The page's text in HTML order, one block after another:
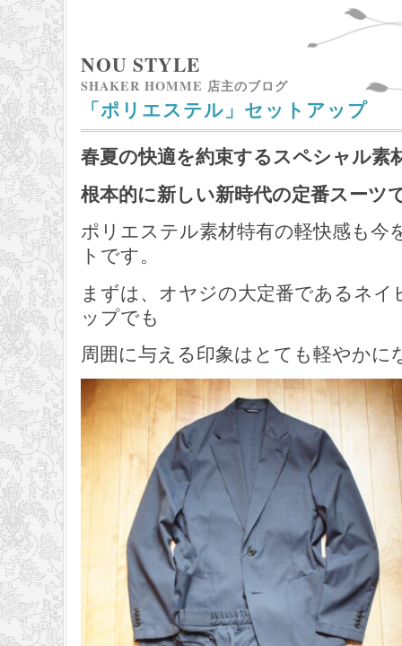
NOU STYLE
SHAKER HOMME 店主のブログ
「ポリエステル」セットアップ
春夏の快適を約束するスペシャル素
根本的に新しい新時代の定番スーツ
ポリエステル素材特有の軽快感も今
トです。
まずは、オヤジの大定番であるネ
ップでも
周囲に与える印象はとても軽やかに